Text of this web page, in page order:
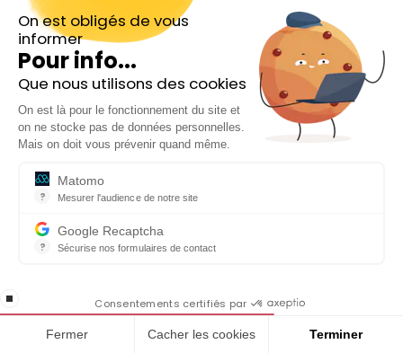
On est obligés de vous
informer
Pour info...
Que nous utilisons des cookies
On est là pour le fonctionnement du site et
on ne stocke pas de données personnelles.
Mais on doit vous prévenir quand même.
?
Matomo
Mesurer l'audience de notre site
?
Google Recaptcha
Sécurise nos formulaires de contact
stop loading Consentements certifiés par
Fermer Cacher les cookies Terminer
Inscrivez-vous gratuitement à
notre Newsletter hebdo
En cadeau notre ebook
politique de confidentialité de ce site
Top actions
Analyses actions
Banque
Produits financiers
Devenir rentier
Parole d’experts
Guides